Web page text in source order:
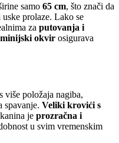
samo 65 cm, što znači da
uske prolaze. Lako se
za putovanja i
okvir osigurava
više položaja nagiba,
spavanje. Veliki krovići s
je prozračna i
u svim vremenskim